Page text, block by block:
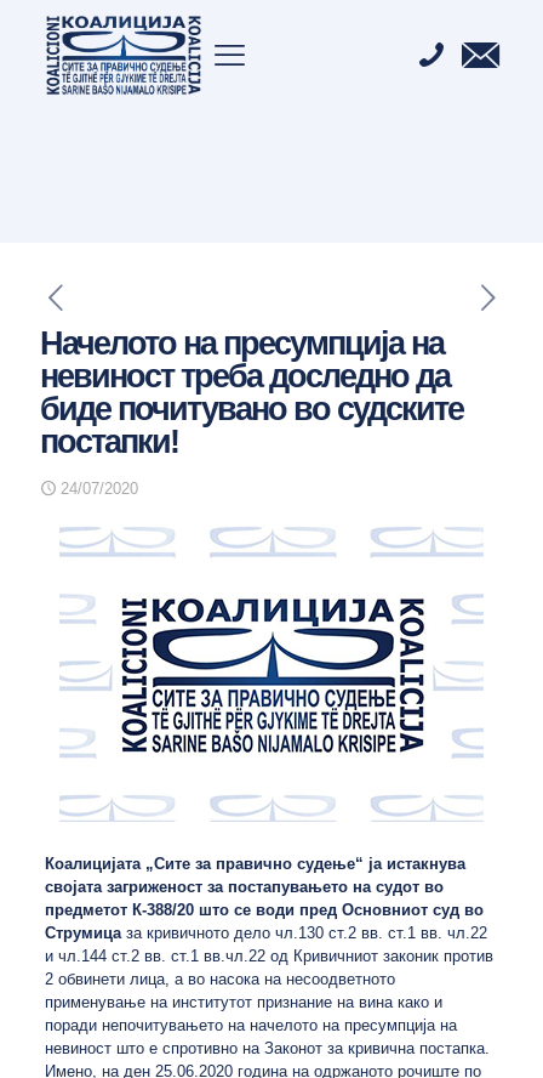
Начелото на пресумпција на
невиност треба доследно да
биде почитувано во судските
постапки!
24/07/2020
Коалицијата „Сите за правично судење“ ја истакнува
својата загриженост за постапувањето на судот во
предметот К-388/20 што се води пред Основниот суд во
Струмица за кривичното дело чл.130 ст.2 вв. ст.1 вв. чл.22
и чл.144 ст.2 вв. ст.1 вв.чл.22 од Кривичниот законик против
2 обвинети лица, а во насока на несоодветното
применување на институтот признание на вина како и
поради непочитувањето на начелото на пресумпција на
невиност што е спротивно на Законот за кривична постапка.
Имено, на ден 25.06.2020 година на одржаното рочиште по